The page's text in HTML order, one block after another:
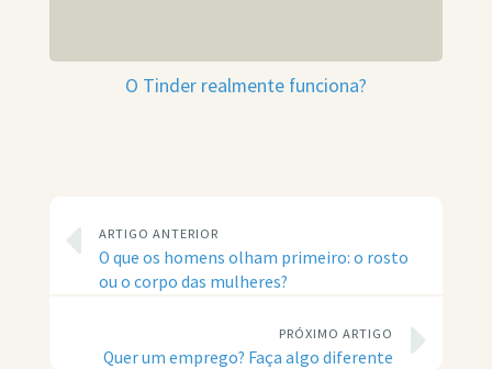
O Tinder realmente funciona?
ARTIGO ANTERIOR
O que os homens olham primeiro: o rosto
ou o corpo das mulheres?
PRÓXIMO ARTIGO
Quer um emprego? Faça algo diferente